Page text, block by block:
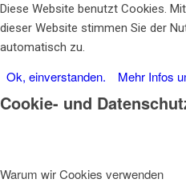
Diese Website benutzt Cookies.
dieser Website stimmen Sie der
automatisch zu.
Ok, einverstanden. Mehr Infos
Cookie- und
Warum wir Cookies verwenden